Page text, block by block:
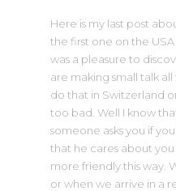
Here is my last post
the first one on the
was a pleasure to
are making small talk
do that in Switzerland
too bad. Well I know
someone asks you if
that he cares about
more friendly this way.
or when we arrive in a